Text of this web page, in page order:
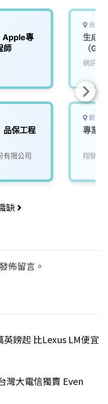
Apple專
師
品保工程
有限公司
台北
生成
（
LLM
網訊電
新竹
專業
翔騏空
缺
佈留言。
鎊起 比Lexus LM便宜
灣大電信獨賣 Even